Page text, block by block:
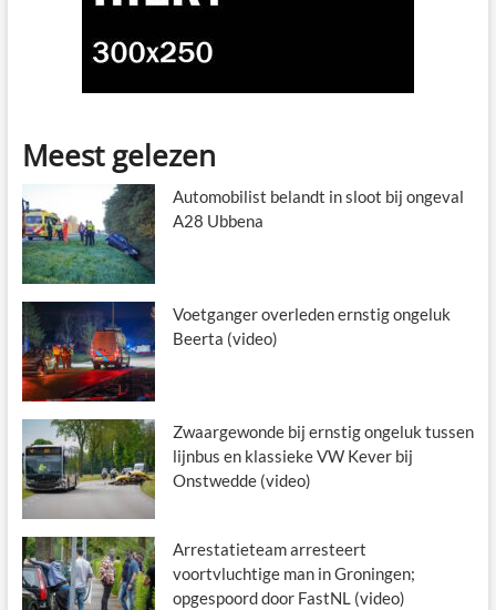
Meest gelezen
Automobilist belandt in sloot bij ongeval
A28 Ubbena
Voetganger overleden ernstig ongeluk
Beerta (video)
Zwaargewonde bij ernstig ongeluk tussen
lijnbus en klassieke VW Kever bij
Onstwedde (video)
Arrestatieteam arresteert
voortvluchtige man in Groningen;
opgespoord door FastNL (video)